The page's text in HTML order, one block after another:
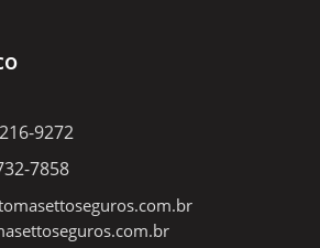
9272
7858